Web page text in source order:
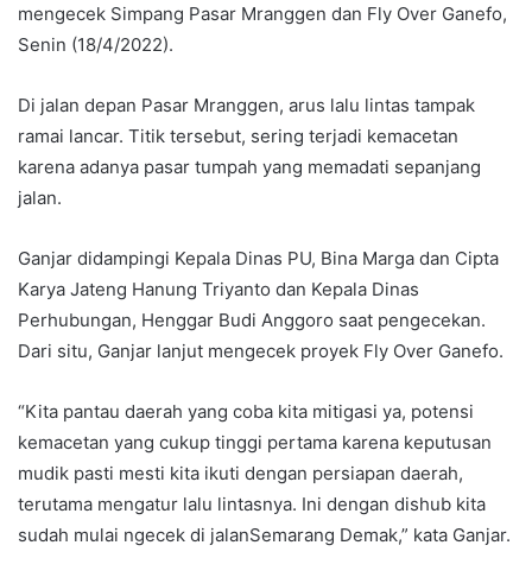
mengecek Simpang Pasar Mranggen dan Fly Over Ganefo,
Senin (18/4/2022).
Di jalan depan Pasar Mranggen, arus lalu lintas tampak
ramai lancar. Titik tersebut, sering terjadi kemacetan
karena adanya pasar tumpah yang memadati sepanjang
jalan.
Ganjar didampingi Kepala Dinas PU, Bina Marga dan Cipta
Karya Jateng Hanung Triyanto dan Kepala Dinas
Perhubungan, Henggar Budi Anggoro saat pengecekan.
Dari situ, Ganjar lanjut mengecek proyek Fly Over Ganefo.
“Kita pantau daerah yang coba kita mitigasi ya, potensi
kemacetan yang cukup tinggi pertama karena keputusan
mudik pasti mesti kita ikuti dengan persiapan daerah,
terutama mengatur lalu lintasnya. Ini dengan dishub kita
sudah mulai ngecek di jalanSemarang Demak,” kata Ganjar.